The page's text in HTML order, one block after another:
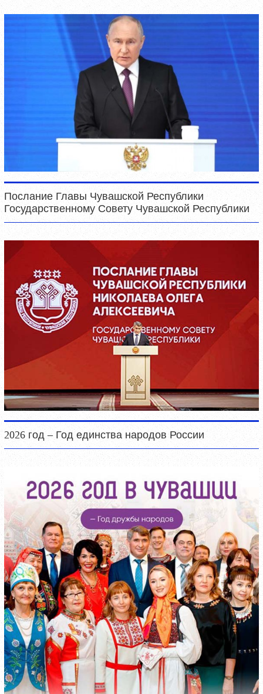
Послание Главы Чувашской Республики
Государственному Совету Чувашской Республики
2026 год – Год единства народов России